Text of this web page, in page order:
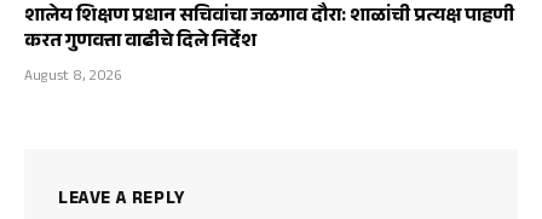
शालेय शिक्षण प्रधान सचिवांचा जळगाव दौरा: शाळांची प्रत्यक्ष पाहणी
करत गुणवत्ता वाढीचे दिले निर्देश
August 8, 2026
LEAVE A REPLY